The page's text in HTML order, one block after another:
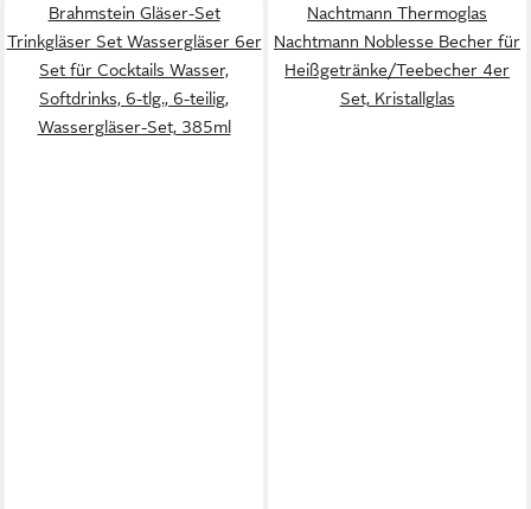
Brahmstein Gläser-Set
Trinkgläser Set Wassergläser 6er
Set für Cocktails Wasser,
Softdrinks, 6-tlg., 6-teilig,
Wassergläser-Set, 385ml
Nachtmann Thermoglas
Nachtmann Noblesse Becher für
Heißgetränke/Teebecher 4er
Set, Kristallglas